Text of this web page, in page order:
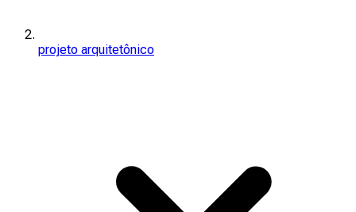
projeto arquitetônico